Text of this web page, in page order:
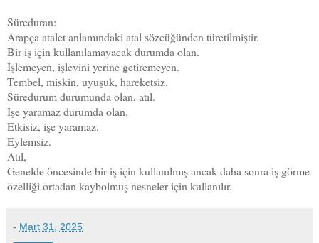
Süreduran:
Arapça atalet anlamındaki atal sözcüğünden türetilmiştir.
Bir iş için kullanılamayacak durumda olan.
İşlemeyen, işlevini yerine getiremeyen.
Tembel, miskin, uyuşuk, hareketsiz.
Süredurum durumunda olan, atıl.
İşe yaramaz durumda olan.
Etkisiz, işe yaramaz.
Eylemsiz.
Atıl,
Genelde öncesinde bir iş için kullanılmış ancak daha sonra iş görme
özelliği ortadan kaybolmuş nesneler için kullanılır.
- Mart 31, 2025